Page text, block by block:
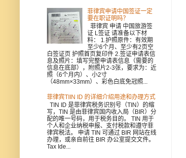
菲律宾申请中国签证一定
要在职证明吗？
菲律宾 申请 中国旅游签
证 L签证 请准备以下材
料： 1.护照原件：有效期
至少6个月、至少有2页空
白签证页 护照首页复印件 2.签证申请表信
息及照片：填写完整申请表信息（需要的
信息在底部），附照片2-3张，要求为：近
照（6个月内）、小2寸
（48mm×33mm）、彩色白底免冠照...
菲律宾TIIN ID 的详细介绍用途和办理方式
TIN ID 是菲律宾税务识别号（TIN）的缩
写，TIN 是由菲律宾国内收入局（BIR）分
配的唯一号码，用于税务目的。 TIN 用于
个人和企业纳税申报、支付税款和遵守菲
律宾税法。 申请 TIN 可通过 BIR 网站在线
办理，或亲自前往 BIR 办公室提交文件。
Tax Ide...